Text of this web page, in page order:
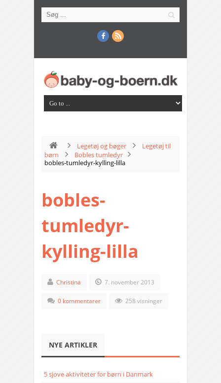
Legetøj og bøger
Legetøj til
børn
Bobles tumledyr
bobles-tumledyr-kylling-lilla
bobles-
tumledyr-
kylling-lilla
Christina 7. november 2013
0 kommentarer 258 visninger
NYE ARTIKLER
5 sjove aktiviteter for børn i Danmark